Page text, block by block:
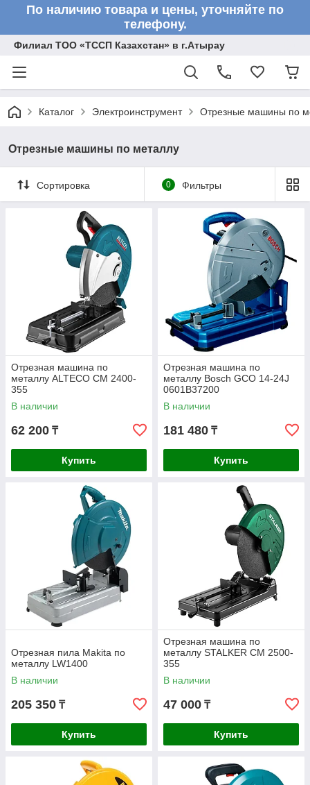
По наличию товара и цены, уточняйте по
телефону.
Филиал ТОО «ТССП Казахстан» в г.Атырау
Каталог Электроинструмент Отрезные машины по
Отрезные машины по металлу
Сортировка 0 Фильтры
Отрезная машина по
металлу ALTECO CM 2400-
355
В наличии
62 200 ₸
Купить
Отрезная машина по
металлу Bosch GCO 14-24J
0601B37200
В наличии
181 480 ₸
Купить
Отрезная пила Makita по
металлу LW1400
В наличии
205 350 ₸
Купить
Отрезная машина по
металлу STALKER CM 2500-
355
В наличии
47 000 ₸
Купить